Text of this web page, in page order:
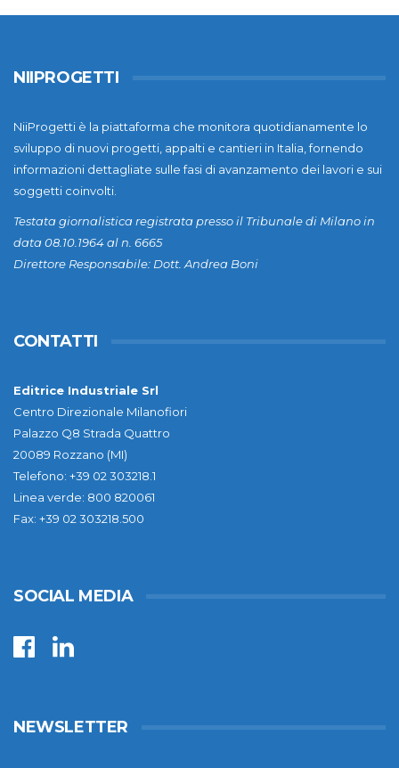
NIIPROGETTI
NiiProgetti è la piattaforma che monitora quotidianamente lo
sviluppo di nuovi progetti, appalti e cantieri in Italia, fornendo
informazioni dettagliate sulle fasi di avanzamento dei lavori e sui
soggetti coinvolti.
Testata giornalistica registrata presso il Tribunale di Milano in
data 08.10.1964 al n. 6665
Direttore Responsabile: Dott. Andrea Boni
CONTATTI
Editrice Industriale Srl
Centro Direzionale Milanofiori
Palazzo Q8 Strada Quattro
20089 Rozzano (MI)
Telefono: +39 02 303218.1
Linea verde: 800 820061
Fax: +39 02 303218.500
SOCIAL MEDIA
NEWSLETTER